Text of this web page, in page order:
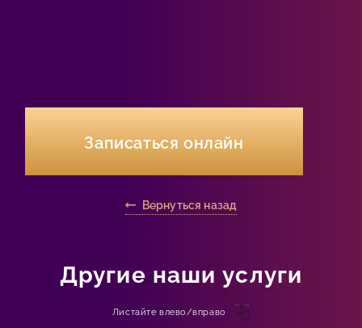
Записаться онлайн
Вернуться назад
Другие наши услуги
Листайте влево/вправо